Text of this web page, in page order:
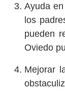
Ayuda
los
pueden
Oviedo
Mejorar